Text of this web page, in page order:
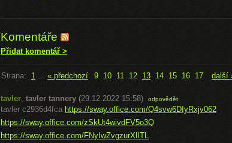
Komentáře
Přidat komentář >
Strana: 1 ... « předchozí 9 10 11 12 13 14 15 16 17 další
tavler, tavler tannery (29.12.2022 15:58) odpovědět
tavler c2936d4fca https://sway.office.com/Q4svw6DIyRxjv062
https://sway.office.com/zSkUt4wivdFV5o3Q
https://sway.office.com/FNyIwZvgzurXlITL